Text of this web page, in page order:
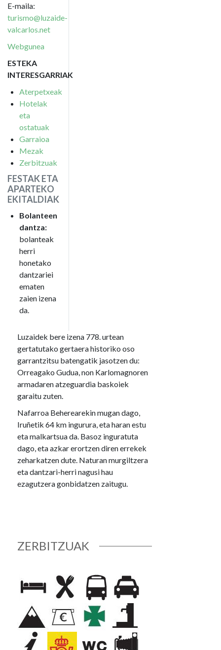
E-maila:
turismo@luzaide-
valcarlos.net
Webgunea
ESTEKA
INTERESGARRIAK
Aterpetxeak
Hotelak
eta
ostatuak
Garraioa
Mezak
Zerbitzuak
FESTAK ETA
APARTEKO
EKITALDIAK
Bolanteen
dantza:
bolanteak
herri
honetako
dantzariei
ematen
zaien izena
da.
Luzaidek bere izena 778. urtean
gertatutako gertaera historiko oso
garrantzitsu batengatik jasotzen du:
Orreagako Gudua, non Karlomagnoren
armadaren atzeguardia baskoiek
garaitu zuten.
Nafarroa Beherearekin mugan dago,
Iruñetik 64 km ingurura, eta haran estu
eta malkartsua da. Basoz inguratuta
dago, eta azkar erortzen diren errekek
zeharkatzen dute. Naturan murgiltzera
eta dantzari-herri nagusi hau
ezagutzera gonbidatzen zaitugu.
ZERBITZUAK